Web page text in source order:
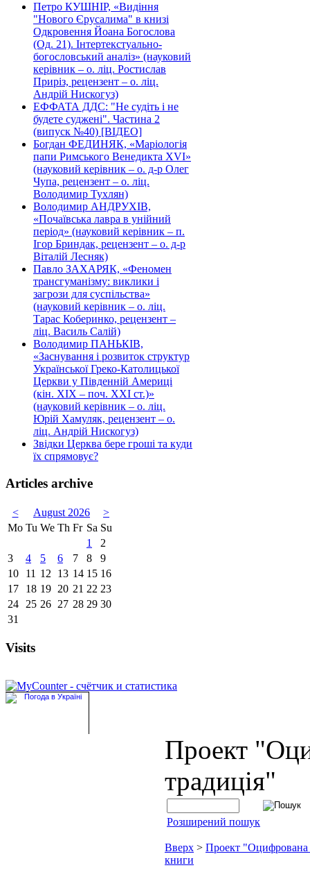
Петро КУШНІР, «Видіння
"Нового Єрусалима" в книзі
Одкровення Йоана Богослова
(Од. 21). Інтертекстуально-
богословський аналіз» (науковий
керівник – о. ліц. Ростислав
Приріз, рецензент – о. ліц.
Андрій Нискогуз)
ЕФФАТА ДДС: "Не судіть і не
будете суджені". Частина 2
(випуск №40) [ВІДЕО]
Богдан ФЕДИНЯК, «Маріологія
папи Римського Венедикта XVI»
(науковий керівник – о. д-р Олег
Чупа, рецензент – о. ліц.
Володимир Тухлян)
Володимир АНДРУХІВ,
«Почаївська лавра в унійний
період» (науковий керівник – п.
Ігор Бриндак, рецензент – о. д-р
Віталій Лесняк)
Павло ЗАХАРЯК, «Феномен
трансгуманізму: виклики і
загрози для суспільства»
(науковий керівник – о. ліц.
Тарас Коберинко, рецензент –
ліц. Василь Салій)
Володимир ПАНЬКІВ,
«Заснування і розвиток структур
Української Греко-Католицької
Церкви у Південній Америці
(кін. ХІХ – поч. ХХІ ст.)»
(науковий керівник – о. ліц.
Юрій Хамуляк, рецензент – о.
ліц. Андрій Нискогуз)
Звідки Церква бере гроші та куди
їх спрямовує?
Articles archive
< August 2026
>
Mo Tu We Th Fr Sa Su
1
2
3
4 5 6 7 8
9
10
11 12 13 14 15 16
17
18 19 20 21 22 23
24
25 26 27 28 29 30
31
Visits
Проект
традиція"
Розширений пошук
Вверх > Проект
книги